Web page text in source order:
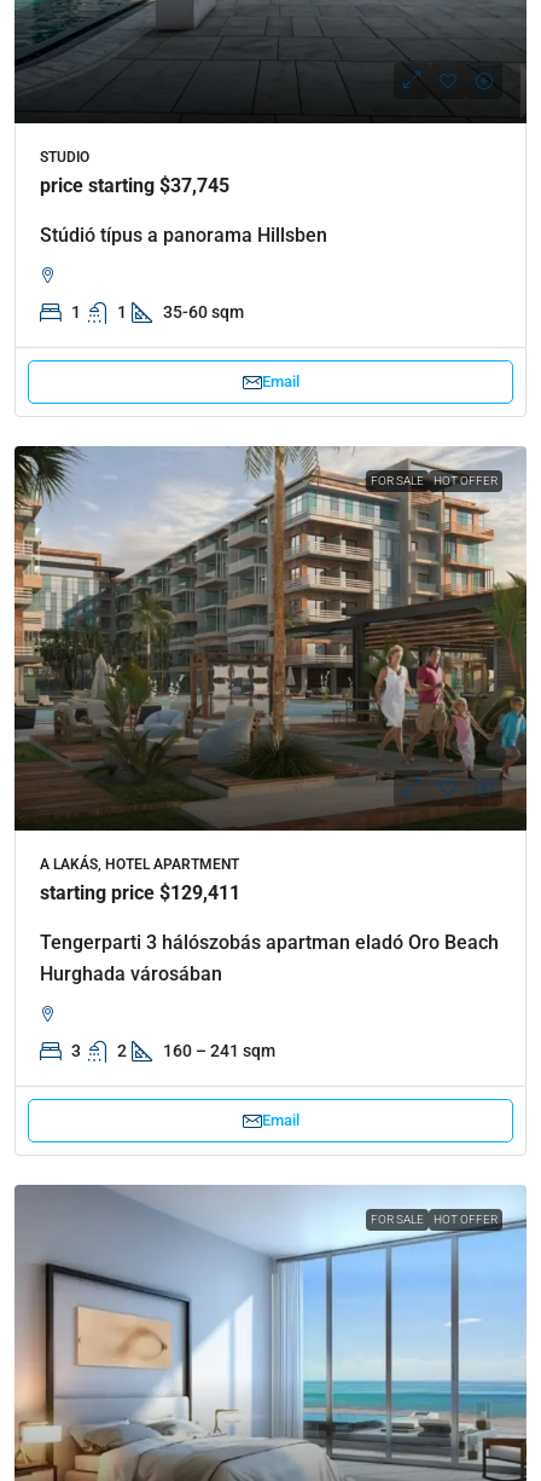
STUDIO
price starting $37,745
Stúdió típus a panorama Hillsben
1 1 35-60 sqm
Email
FOR SALE HOT OFFER
A LAKÁS, HOTEL APARTMENT
starting price $129,411
Tengerparti 3 hálószobás apartman eladó Oro Beach
Hurghada városában
3 2 160 – 241 sqm
Email
FOR SALE HOT OFFER